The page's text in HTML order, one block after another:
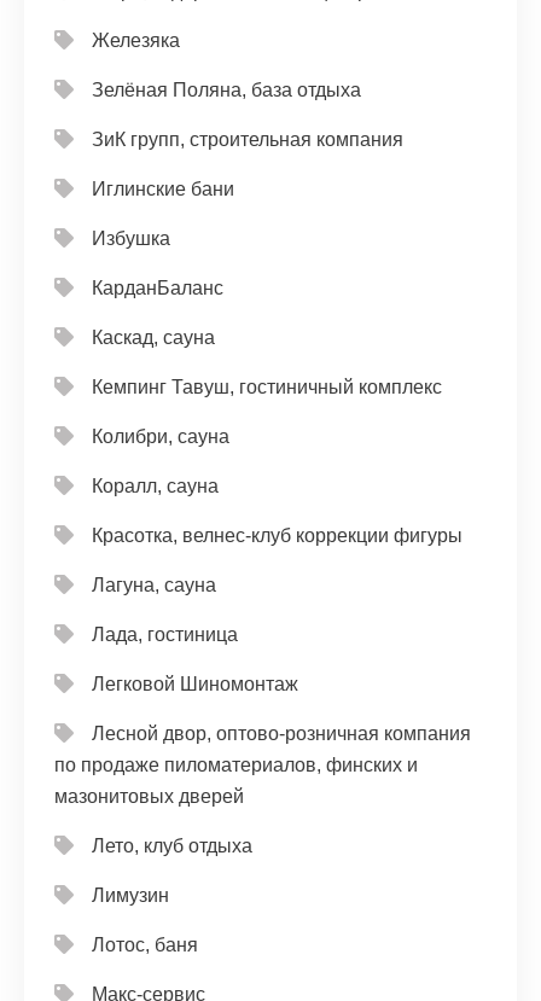
Железяка
Зелёная Поляна, база отдыха
ЗиК групп, строительная компания
Иглинские бани
Избушка
КарданБаланс
Каскад, сауна
Кемпинг Тавуш, гостиничный комплекс
Колибри, сауна
Коралл, сауна
Красотка, велнес-клуб коррекции фигуры
Лагуна, сауна
Лада, гостиница
Легковой Шиномонтаж
Лесной двор, оптово-розничная компания
по продаже пиломатериалов, финских и
мазонитовых дверей
Лето, клуб отдыха
Лимузин
Лотос, баня
Макс-сервис